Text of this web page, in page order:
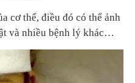
cơ thể, điều đó có thể ảnh
và nhiều bệnh lý khác…